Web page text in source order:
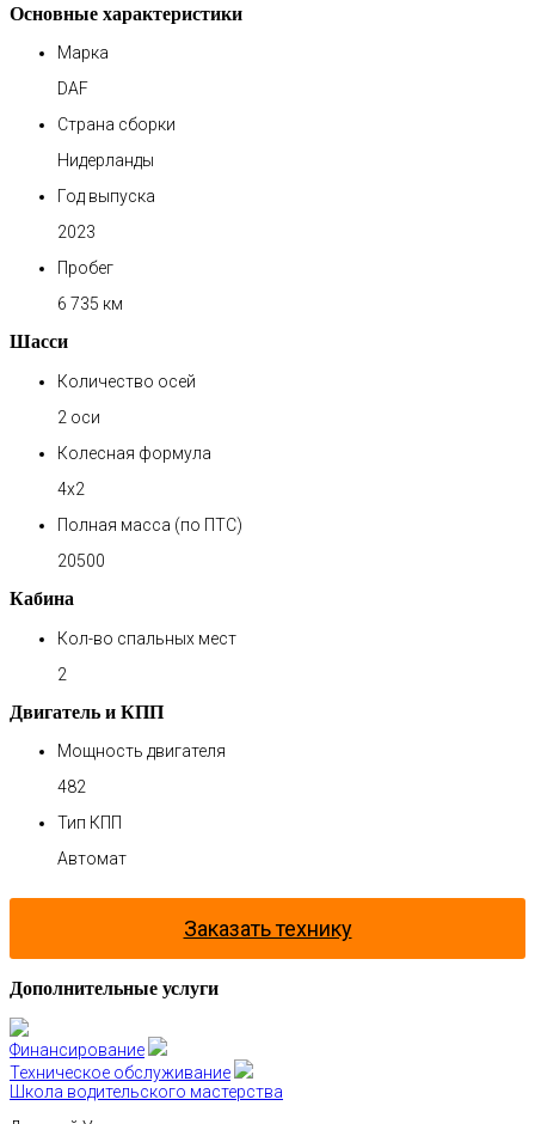
Основные характеристики
Марка
DAF
Страна сборки
Нидерланды
Год выпуска
2023
Пробег
6 735 км
Шасси
Количество осей
2 оси
Колесная формула
4х2
Полная масса (по ПТС)
20500
Кабина
Кол-во спальных мест
2
Двигатель и КПП
Мощность двигателя
482
Тип КПП
Автомат
Заказать технику
Дополнительные услуги
Финансирование
Техническое обслуживание
Школа водительского мастерства